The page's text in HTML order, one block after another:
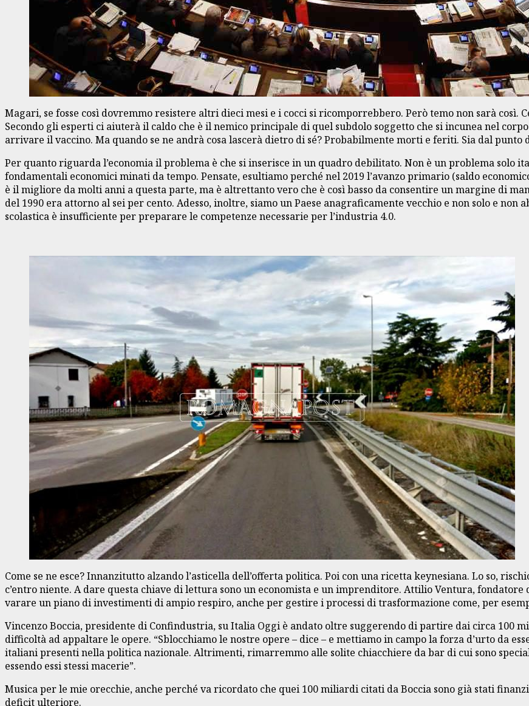
Magari, se fosse così dovremmo resistere altri dieci mesi e i cocci si ricomporrebbero. Però temo non sarà così.
Secondo gli esperti ci aiuterà il caldo che è il nemico principale di quel subdolo soggetto che si incunea nel
arrivare il vaccino. Ma quando se ne andrà cosa lascerà dietro di sé? Probabilmente morti e feriti. Sia dal punto
Per quanto riguarda l’economia il problema è che si inserisce in un quadro debilitato. Non è un problema solo
fondamentali economici minati da tempo. Pensate, esultiamo perché nel 2019 l’avanzo primario (saldo
è il migliore da molti anni a questa parte, ma è altrettanto vero che è così basso da consentire un margine di
del 1990 era attorno al sei per cento. Adesso, inoltre, siamo un Paese anagraficamente vecchio e non solo e
scolastica è insufficiente per preparare le competenze necessarie per l’industria 4.0.
Come se ne esce? Innanzitutto alzando l’asticella dell’offerta politica. Poi con una ricetta keynesiana. Lo so,
c’entro niente. A dare questa chiave di lettura sono un economista e un imprenditore. Attilio Ventura, fondatore
varare un piano di investimenti di ampio respiro, anche per gestire i processi di trasformazione come, per
Vincenzo Boccia, presidente di Confindustria, su Italia Oggi è andato oltre suggerendo di partire dai circa
difficoltà ad appaltare le opere. “Sblocchiamo le nostre opere – dice – e mettiamo in campo la forza d’urto da
italiani presenti nella politica nazionale. Altrimenti, rimarremmo alle solite chiacchiere da bar di cui sono
essendo essi stessi macerie”.
Musica per le mie orecchie, anche perché va ricordato che quei 100 miliardi citati da Boccia sono già stati
deficit ulteriore.